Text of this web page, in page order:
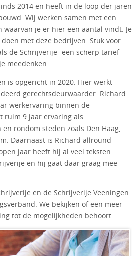
2014 en heeft in de loop der jaren
Wij werken samen met een
waarvan je er hier een aantal vindt. Je
met deze bedrijven. Stuk voor
de Schrijverije- een scherp tarief
meedenken.
is opgericht in 2020. Hier werkt
gerechtsdeurwaarder. Richard
werkervaring binnen de
ruim 9 jaar ervaring als
rondom steden zoals Den Haag,
Daarnaast is Richard allround
jaar heeft hij al veel teksten
en hij gaat daar graag mee
en de Schrijverije Veeningen
We bekijken of een meer
tot de mogelijkheden behoort.